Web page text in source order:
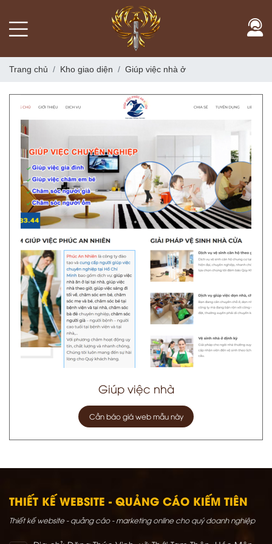
Trang chủ Kho giao diện Giúp việc nhà ở
Giúp việc nhà
Cần báo giá web mẫu này
THIẾT KẾ WEBSITE - QUẢNG CÁO KIẾM TIÊN
Thiết kế website - quảng cáo - marketing online cho quý doanh nghiệp